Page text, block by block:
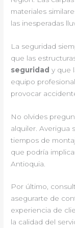
materiales
las inesperadas
La seguridad
que las
seguridad y que
equipo
provocar
No olvides
alquiler. Averigua
tiempos de
que podría
Antioquia.
Por último,
asegurarte de
experiencia de
la calidad del